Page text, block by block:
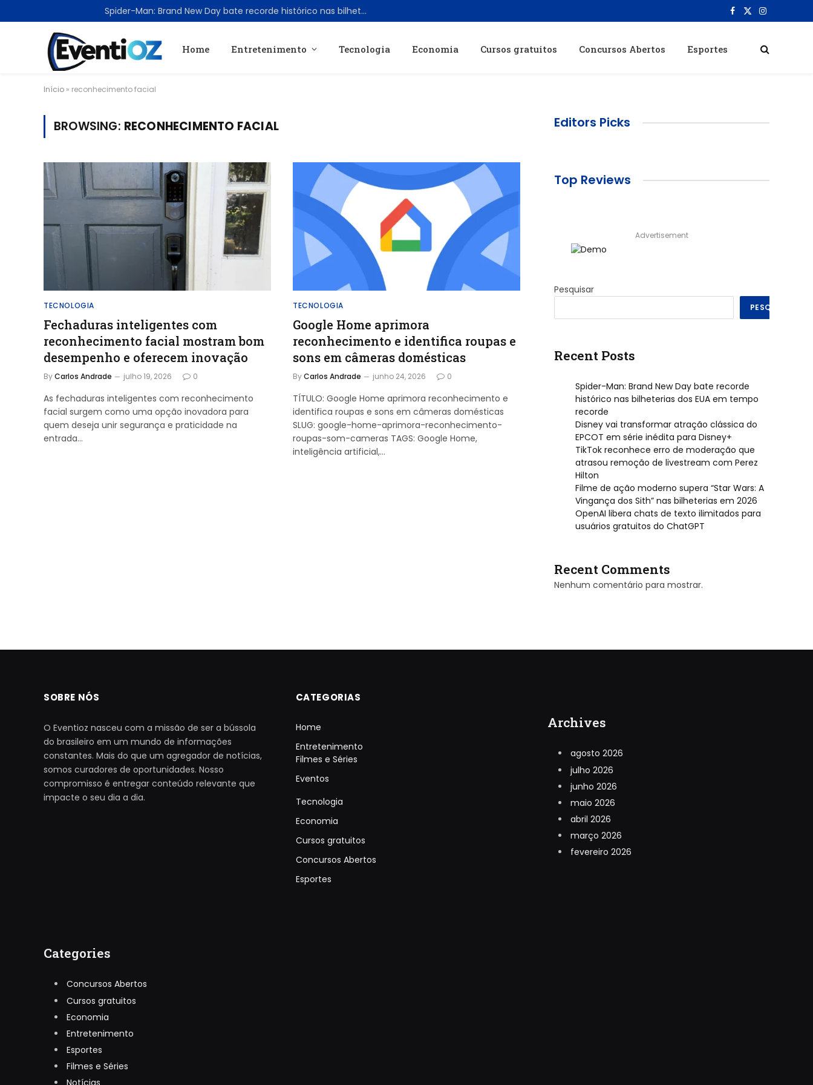
Spider-Man: Brand New Day bate recorde histórico nas bilheterias dos EUA em tempo recorde Facebook
X
Instagram
Home Entretenimento Tecnologia Economia Cursos gratuitos Concursos Abertos Esportes
Início » reconhecimento facial
BROWSING: RECONHECIMENTO FACIAL
TECNOLOGIA
Fechaduras inteligentes com
reconhecimento facial mostram bom
desempenho e oferecem inovação
ByCarlos Andrade julho 19, 2026 0
As fechaduras inteligentes com reconhecimento
facial surgem como uma opção inovadora para
quem deseja unir segurança e praticidade na
entrada…
TECNOLOGIA
Google Home aprimora
reconhecimento e identifica roupas e
sons em câmeras domésticas
ByCarlos Andrade junho 24, 2026 0
TÍTULO: Google Home aprimora reconhecimento e
identifica roupas e sons em câmeras domésticas
SLUG: google-home-aprimora-reconhecimento-
roupas-som-cameras TAGS: Google Home,
inteligência artificial,…
Editors Picks
Top Reviews
Advertisement
Pesquisar
PESQUISAR
Recent Posts
Spider-Man: Brand New Day bate recorde
histórico nas bilheterias dos EUA em tempo
recorde
Disney vai transformar atração clássica do
EPCOT em série inédita para Disney+
TikTok reconhece erro de moderação que
atrasou remoção de livestream com Perez
Hilton
Filme de ação moderno supera “Star Wars: A
Vingança dos Sith” nas bilheterias em 2026
OpenAI libera chats de texto ilimitados para
usuários gratuitos do ChatGPT
Recent Comments
Nenhum comentário para mostrar.
SOBRE NÓS
O Eventioz nasceu com a missão de ser a bússola
do brasileiro em um mundo de informações
constantes. Mais do que um agregador de notícias,
somos curadores de oportunidades. Nosso
compromisso é entregar conteúdo relevante que
impacte o seu dia a dia.
CATEGORIAS
Home
Entretenimento
Filmes e Séries
Eventos
Tecnologia
Economia
Cursos gratuitos
Concursos Abertos
Esportes
Archives
agosto 2026
julho 2026
junho 2026
maio 2026
abril 2026
março 2026
fevereiro 2026
Categories
Concursos Abertos
Cursos gratuitos
Economia
Entretenimento
Esportes
Filmes e Séries